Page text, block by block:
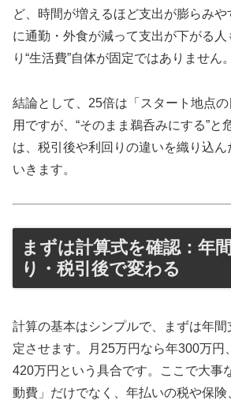
ど、時間が増えるほど支出が膨らみ
に通勤・外食が減って支出が下がる人
り“生活費”自体が固定ではありません。
結論として、25倍は「スタート地点
用ですが、“そのまま鵜呑みにする”と
は、税引後や利回りの違いを織り込
いきます。
まずは計算式を確認：年
り・税引後で変わる
計算の基本はシンプルで、まずは年
定させます。月25万円なら年300万円
420万円という具合です。ここで大事
動費」だけでなく、年払いの税や保